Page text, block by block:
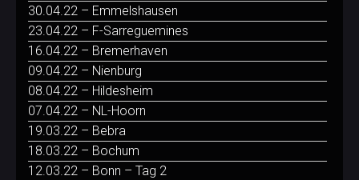
30.04.22 – Emmelshausen
23.04.22 – F-Sarreguemines
16.04.22 – Bremerhaven
09.04.22 – Nienburg
08.04.22 – Hildesheim
07.04.22 – NL-Hoorn
19.03.22 – Bebra
18.03.22 – Bochum
12.03.22 – Bonn – Tag 2